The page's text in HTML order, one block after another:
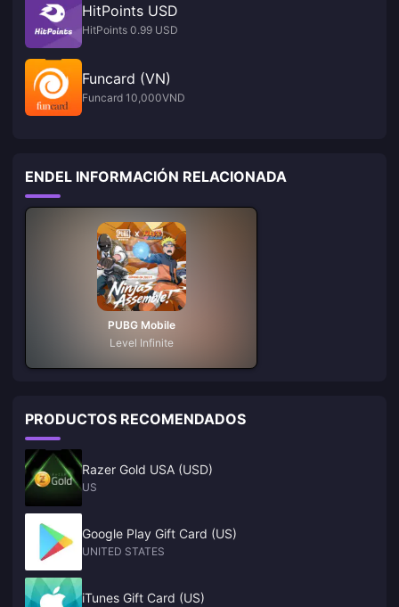
HitPoints USD
HitPoints 0.99 USD
Funcard (VN)
Funcard 10,000VND
ENDEL INFORMACIÓN RELACIONADA
PUBG Mobile
Level Infinite
PRODUCTOS RECOMENDADOS
Razer Gold USA (USD)
US
Google Play Gift Card (US)
UNITED STATES
iTunes Gift Card (US)